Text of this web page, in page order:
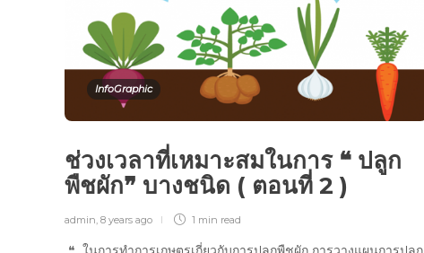
InfoGraphic
ช่วงเวลาที่เหมาะสมในการ ❝ ปลูก
พืชผัก❞ บางชนิด ( ตอนที่ 2 )
admin, 8 years ago 1 min read